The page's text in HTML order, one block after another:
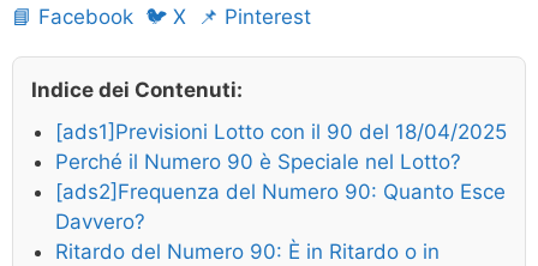
📘 Facebook 🐦 X 📌 Pinterest
Indice dei Contenuti:
[ads1]Previsioni Lotto con il 90 del 18/04/2025
Perché il Numero 90 è Speciale nel Lotto?
[ads2]Frequenza del Numero 90: Quanto Esce
Davvero?
Ritardo del Numero 90: È in Ritardo o in